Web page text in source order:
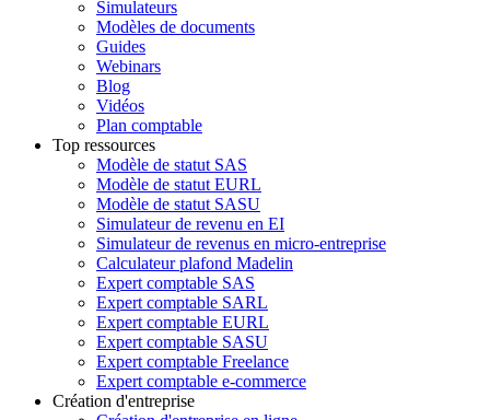
Simulateurs
Modèles de documents
Guides
Webinars
Blog
Vidéos
Plan comptable
Top ressources
Modèle de statut SAS
Modèle de statut EURL
Modèle de statut SASU
Simulateur de revenu en EI
Simulateur de revenus en micro-entreprise
Calculateur plafond Madelin
Expert comptable SAS
Expert comptable SARL
Expert comptable EURL
Expert comptable SASU
Expert comptable Freelance
Expert comptable e-commerce
Création d'entreprise